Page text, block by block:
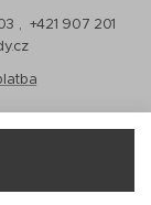
, +421 907 201